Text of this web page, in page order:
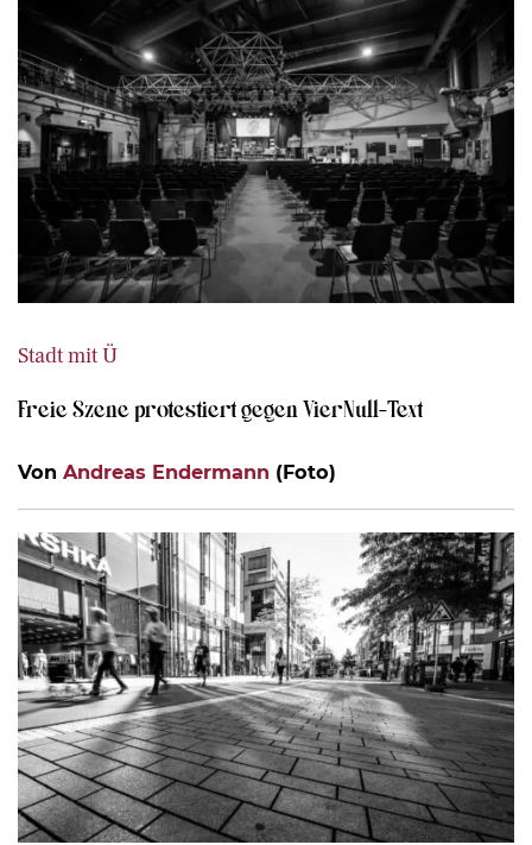
Stadt mit Ü
Freie Szene protestiert gegen VierNull-Text
Von Andreas Endermann (Foto)